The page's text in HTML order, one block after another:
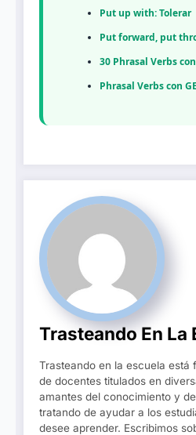
Put up with: Tolerar
Put forward, put
30 Phrasal Verbs
Phrasal Verbs con
Trasteando En La
Trasteando en la escuela está
de docentes titulados en
amantes del conocimiento y
tratando de ayudar a los
desee aprender. Escribimos